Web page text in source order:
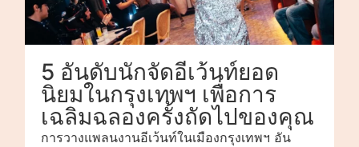
5 อันดับนักจัดอีเว้นท์ยอด
นิยมในกรุงเทพฯ เพื่อการ
เฉลิมฉลองครั้งถัดไปของคุณ
การวางแพลนงานอีเว้นท์ในเมืองกรุงเทพฯ อัน